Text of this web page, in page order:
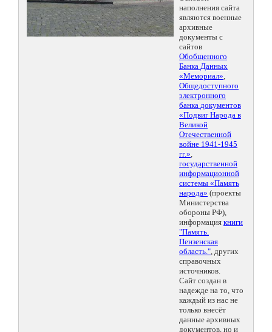
наполнения сайта
являются военные
архивные
документы с
сайтов
Обобщенного
Банка Данных
«Мемориал»,
Общедоступного
электронного
банка документов
«Подвиг Народа в
Великой
Отечественной
войне 1941-1945
гг.»,
государственной
информационной
системы «Память
народа» (проекты
Министерства
обороны РФ),
информация книги
"Память.
Пензенская
область.", других
справочных
источников.
Сайт создан в
надежде на то, что
каждый из нас не
только внесёт
данные архивных
документов, но и